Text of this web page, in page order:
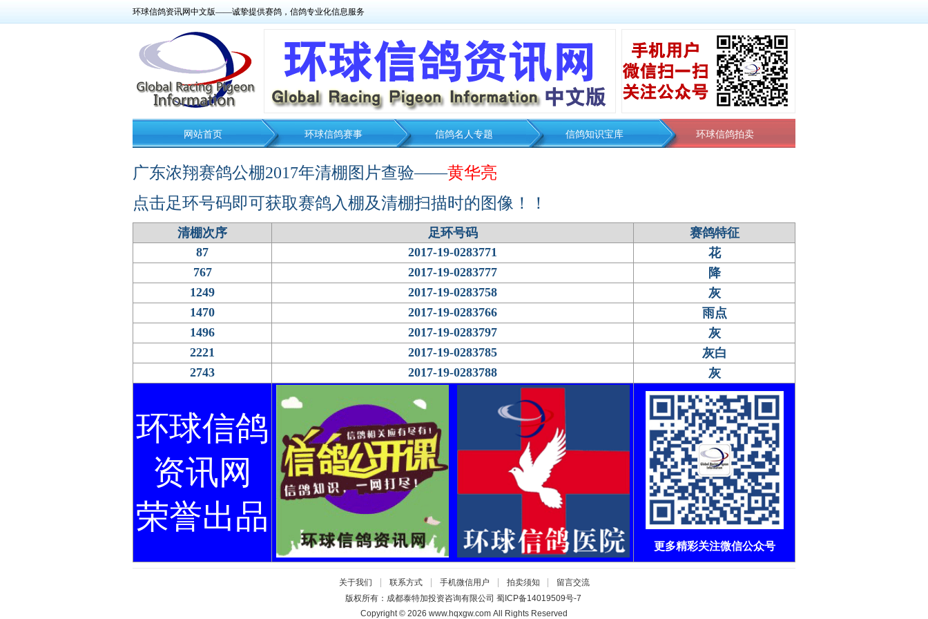
环球信鸽资讯网中文版——诚挚提供赛鸽，信鸽专业化信息服务
网站首页 环球信鸽赛事 信鸽名人专题 信鸽知识宝库 环球信鸽拍卖
广东浓翔赛鸽公棚2017年清棚图片查验——黄华亮
点击足环号码即可获取赛鸽入棚及清棚扫描时的图像！！
清棚次序 足环号码
赛鸽特征
87
2017-19-0283771
花
767
2017-19-0283777
降
1249
2017-19-0283758
灰
1470
2017-19-0283766
雨点
1496
2017-19-0283797
灰
2221
2017-19-0283785
灰白
2743
2017-19-0283788 灰
环球信鸽
资讯网
荣誉出品
更多精彩关注微信公众号
关于我们 联系方式| 手机微信用户 拍卖须知
留言交流
版权所有：成都泰特加投资咨询有限公司 蜀ICP备14019509号-7
Copyright © 2026 www.hqxgw.com All Rights Reserved